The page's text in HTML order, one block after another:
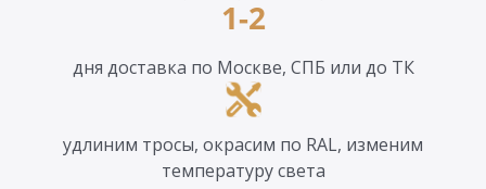
1-2
дня доставка по Москве, СПБ или до ТК
удлиним тросы, окрасим по RAL, изменим
температуру света